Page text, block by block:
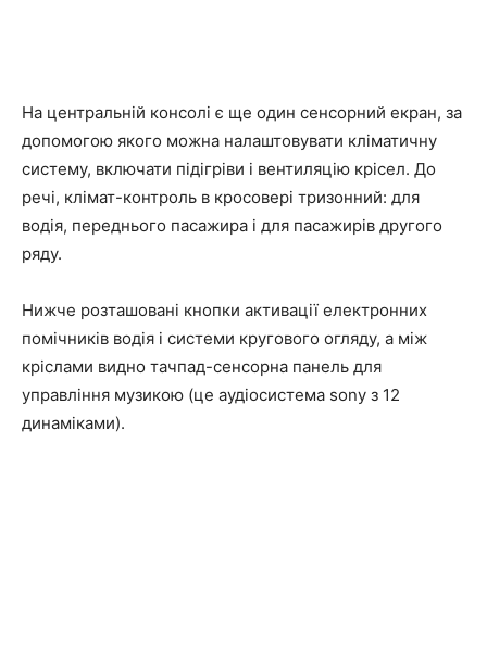
На центральній консолі є ще один сенсорний екран, за
допомогою якого можна налаштовувати кліматичну
систему, включати підігріви і вентиляцію крісел. До
речі, клімат-контроль в кросовері тризонний: для
водія, переднього пасажира і для пасажирів другого
ряду.
Нижче розташовані кнопки активації електронних
помічників водія і системи кругового огляду, а між
кріслами видно тачпад-сенсорна панель для
управління музикою (це аудіосистема sony з 12
динаміками).